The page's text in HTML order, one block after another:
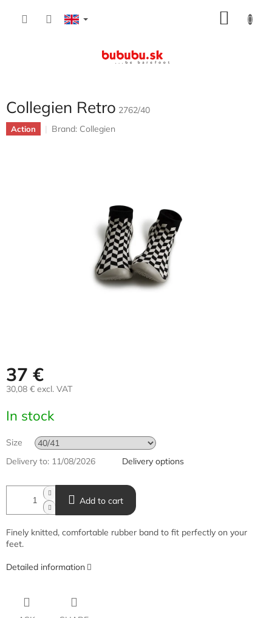
Collegien Retro 2762/40
Action Brand: Collegien
37 €
30,08 € excl. VAT
price:
In stock
Size
Delivery to: 11/08/2026 Delivery options
Add to cart
Finely knitted, comfortable rubber band to fit perfectly on your
feet.
Detailed information